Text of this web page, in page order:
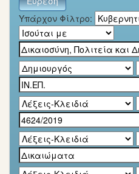
Υπάρχον Φίλτρο: